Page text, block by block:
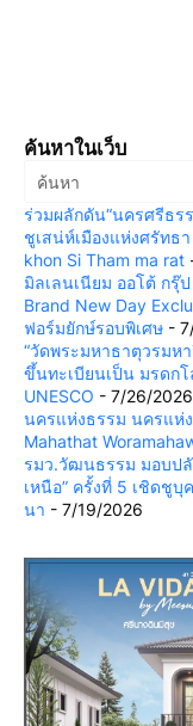
ค้นหาในเว็บ
ร่วมผลักดัน“นครศรีธร
ชูเสน่ห์เมืองแห่งศรัทธ
khon Si Tham ma rat
มิลเลนเนียม ออโต้ กรุ๊
Brand New Day
ฟอร์มยักษ์รอบพิเศษ -
“วัดพระมหาธาตุวรมห
ขึ้นทะเบียนเป็น มรดก
UNESCO - 7/26/2026
นครแห่งธรรม นครแห่
Mahathat
รมว.วัฒนธรรม มอบปลั
เหนือ” ครั้งที่ 5 เชิดชู
นา - 7/19/2026